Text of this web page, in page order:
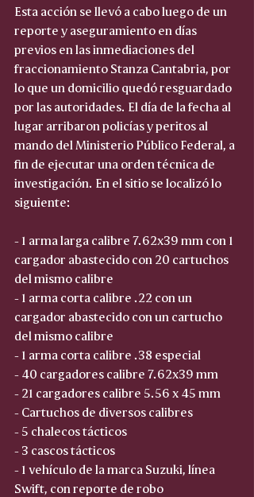
Esta acción se llevó a cabo luego de un
reporte y aseguramiento en días
previos en las inmediaciones del
fraccionamiento Stanza Cantabria, por
lo que un domicilio quedó resguardado
por las autoridades. El día de la fecha al
lugar arribaron policías y peritos al
mando del Ministerio Público Federal, a
fin de ejecutar una orden técnica de
investigación. En el sitio se localizó lo
siguiente:
- 1 arma larga calibre 7.62x39 mm con 1
cargador abastecido con 20 cartuchos
del mismo calibre
- 1 arma corta calibre .22 con un
cargador abastecido con un cartucho
del mismo calibre
- 1 arma corta calibre .38 especial
- 40 cargadores calibre 7.62x39 mm
- 21 cargadores calibre 5.56 x 45 mm
- Cartuchos de diversos calibres
- 5 chalecos tácticos
- 3 cascos tácticos
- 1 vehículo de la marca Suzuki, línea
Swift, con reporte de robo